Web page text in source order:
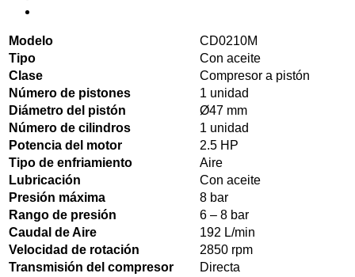
Modelo
CD0210M
Tipo
Con aceite
Clase
Compresor a pistón
Número de pistones
1 unidad
Diámetro del pistón
Ø47 mm
Número de cilindros
1 unidad
Potencia del motor
2.5 HP
Tipo de enfriamiento
Aire
Lubricación
Con aceite
Presión máxima
8 bar
Rango de presión
6 – 8 bar
Caudal de Aire
192 L/min
Velocidad de rotación
2850 rpm
Transmisión del compresor
Directa